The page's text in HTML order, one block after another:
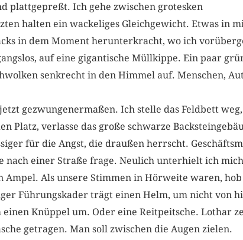
plattgepreßt. Ich gehe zwischen grotesken
halten ein wackeliges Gleichgewicht. Etwas in
in dem Moment herunterkracht, wo ich
auf eine gigantische Müllkippe. Ein paar
senkrecht in den Himmel auf. Menschen,
gezwungenermaßen. Ich stelle das Feldbett
Platz, verlasse das große schwarze
für die Angst, die draußen herrscht.
einer Straße frage. Neulich unterhielt ich
Als unsere Stimmen in Hörweite waren,
Führungskader trägt einen Helm, um nicht von
Knüppel um. Oder eine Reitpeitsche. Lothar
getragen. Man soll zwischen die Augen zielen.